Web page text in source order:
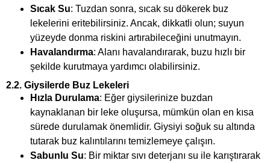
Sıcak Su: Tuzdan sonra, sıcak su dökerek buz
lekelerini eritebilirsiniz. Ancak, dikkatli olun; suyun
yüzeyde donma riskini artırabileceğini unutmayın.
Havalandırma: Alanı havalandırarak, buzu hızlı bir
şekilde kurutmaya yardımcı olabilirsiniz.
2.2. Giysilerde Buz Lekeleri
Hızla Durulama: Eğer giysilerinize buzdan
kaynaklanan bir leke oluşursa, mümkün olan en kısa
sürede durulamak önemlidir. Giysiyi soğuk su altında
tutarak buz kalıntılarını temizlemeye çalışın.
Sabunlu Su: Bir miktar sıvı deterjanı su ile karıştırarak